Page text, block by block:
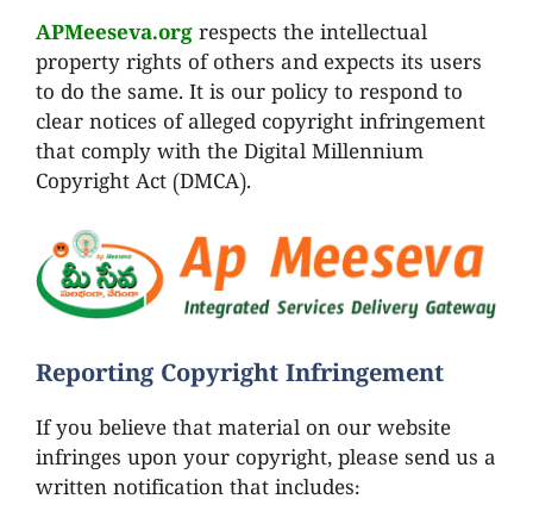
APMeeseva.org respects the intellectual
property rights of others and expects its users
to do the same. It is our policy to respond to
clear notices of alleged copyright infringement
that comply with the Digital Millennium
Copyright Act (DMCA).
Reporting Copyright Infringement
If you believe that material on our website
infringes upon your copyright, please send us a
written notification that includes: